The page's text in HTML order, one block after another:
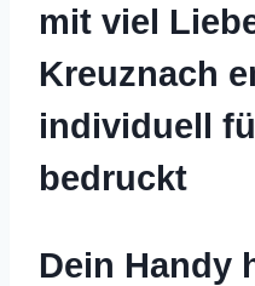
mit viel
Kreuznach
individuell
bedruckt
Dein Handy